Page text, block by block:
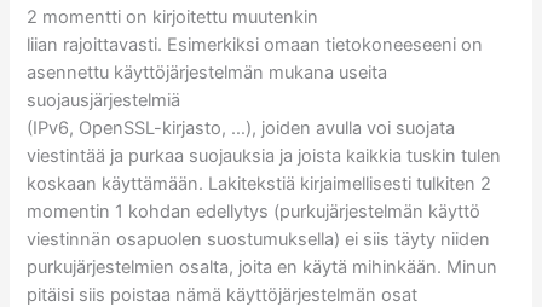
2 momentti on kirjoitettu muutenkin
liian rajoittavasti. Esimerkiksi omaan tietokoneeseeni on
asennettu käyttöjärjestelmän mukana useita
suojausjärjestelmiä
(IPv6, OpenSSL-kirjasto, …), joiden avulla voi suojata
viestintää ja purkaa suojauksia ja joista kaikkia tuskin tulen
koskaan käyttämään. Lakitekstiä kirjaimellisesti tulkiten 2
momentin 1 kohdan edellytys (purkujärjestelmän käyttö
viestinnän osapuolen suostumuksella) ei siis täyty niiden
purkujärjestelmien osalta, joita en käytä mihinkään. Minun
pitäisi siis poistaa nämä käyttöjärjestelmän osat